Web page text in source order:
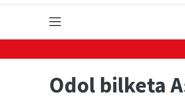
Odol bilketa